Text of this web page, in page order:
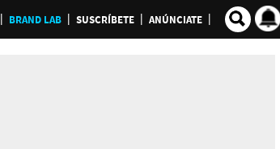
BRAND LAB SUSCRÍBETE ANÚNCIATE